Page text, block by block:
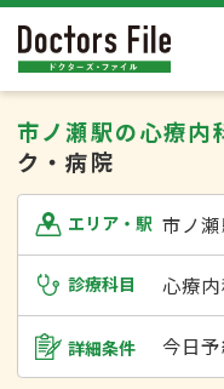
市ノ瀬駅の心療内
ク・病院
エリア・駅 市ノ
診療科目 心療
詳細条件 今日